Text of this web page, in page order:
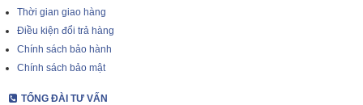
Thời gian giao hàng
Điều kiện đổi trả hàng
Chính sách bảo hành
Chính sách bảo mật
TỔNG ĐÀI TƯ VẤN